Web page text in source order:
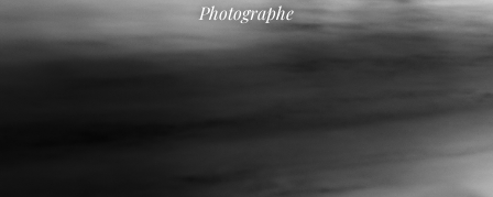
Photographe